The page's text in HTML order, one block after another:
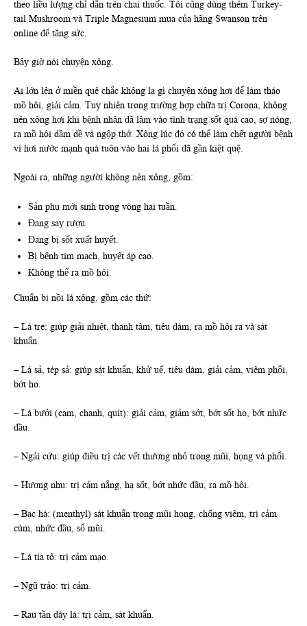
theo liều lượng chỉ dẫn trên chai thuốc. Tôi cũng dùng thêm Turkey-
tail Mushroom và Triple Magnesium mua của hãng Swanson trên
online để tăng sức.
Bây giờ nói chuyện xông.
Ai lớn lên ở miền quê chắc không lạ gì chuyện xông hơi để làm tháo
mồ hôi, giải cảm. Tuy nhiên trong trường hợp chữa trị Corona, không
nên xông hơi khi bệnh nhân đã lâm vào tình trạng sốt quá cao, sợ nóng,
ra mồ hôi dầm dề và ngộp thở. Xông lúc đó có thể làm chết người bệnh
vì hơi nước mạnh quá tuôn vào hai lá phổi đã gần kiệt quệ.
Ngoài ra, những người không nên xông, gồm:
Sản phụ mới sinh trong vòng hai tuần.
Đang say rượu.
Đang bị sốt xuất huyết.
Bị bệnh tim mạch, huyết áp cao.
Không thể ra mồ hôi.
Chuẩn bị nồi lá xông, gồm các thứ:
– Lá tre: giúp giải nhiệt, thanh tâm, tiêu đàm, ra mồ hôi ra và sát
khuẩn.
– Lá sả, tép sả: giúp sát khuẩn, khử uế, tiêu đàm, giải cảm, viêm phổi,
bớt ho.
– Lá bưởi (cam, chanh, quít): giải cảm, giảm sớt, bớt sốt ho, bớt nhức
đầu.
– Ngải cứu: giúp điều trị các vết thương nhỏ trong mũi, họng và phổi.
– Hương nhu: trị cảm nắng, hạ sốt, bớt nhức đầu, ra mồ hôi.
– Bạc hà: (menthyl) sát khuẩn trong mũi họng, chống viêm, trị cảm
cúm, nhức đầu, sổ mũi.
– Lá tía tô: trị cảm mạo.
– Ngũ trảo: trị cảm.
– Rau tần dày lá: trị cảm, sát khuẩn.